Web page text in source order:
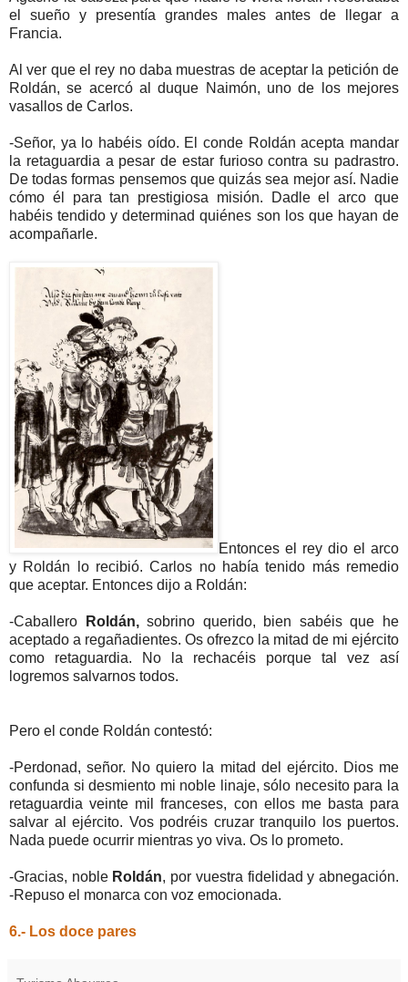
el sueño y presentía grandes males antes de llegar a
Francia.
Al ver que el rey no daba muestras de aceptar la petición de
Roldán, se acercó al duque Naimón, uno de los mejores
vasallos de Carlos.
-Señor, ya lo habéis oído. El conde Roldán acepta mandar
la retaguardia a pesar de estar furioso contra su padrastro.
De todas formas pensemos que quizás sea mejor así. Nadie
cómo él para tan prestigiosa misión. Dadle el arco que
habéis tendido y determinad quiénes son los que hayan de
acompañarle.
Entonces el rey dio el arco
y Roldán lo recibió. Carlos no había tenido más remedio
que aceptar. Entonces dijo a Roldán:
-Caballero Roldán,sobrino querido, bien sabéis que he
aceptado a regañadientes. Os ofrezco la mitad de mi ejército
como retaguardia. No la rechacéis porque tal vez así
logremos salvarnos todos.
Pero el conde Roldán contestó:
-Perdonad, señor. No quiero la mitad del ejército. Dios me
confunda si desmiento mi noble linaje, sólo necesito para la
retaguardia veinte mil franceses, con ellos me basta para
salvar al ejército. Vos podréis cruzar tranquilo los puertos.
Nada puede ocurrir mientras yo viva. Os lo prometo.
-Gracias, noble Roldán, por vuestra fidelidad y abnegación.
-Repuso el monarca con voz emocionada.
6.- Los doce pares